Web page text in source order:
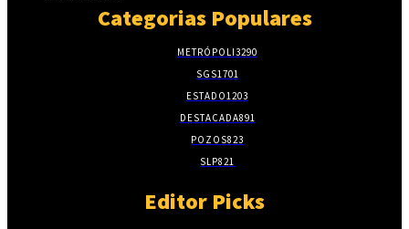
Categorias Populares
METRÓPOLI3290
SGS1701
ESTADO1203
DESTACADA891
POZOS823
SLP821
Editor Picks